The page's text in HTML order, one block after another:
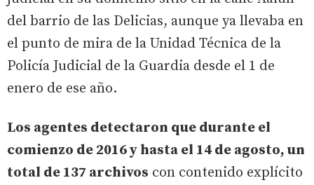
del barrio de las Delicias, aunque ya llevaba en
el punto de mira de la Unidad Técnica de la
Policía Judicial de la Guardia desde el 1 de
enero de ese año.
Los agentes detectaron que durante el
comienzo de 2016 y hasta el 14 de agosto, un
total de 137 archivos con contenido explícito